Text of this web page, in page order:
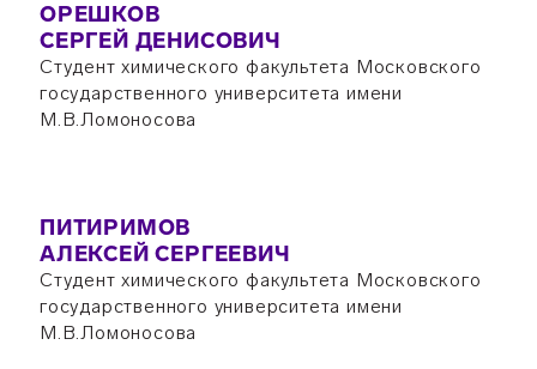
ОРЕШКОВ
СЕРГЕЙ ДЕНИСОВИЧ
Студент химического факультета Московского
государственного университета имени
М.В.Ломоносова
ПИТИРИМОВ
АЛЕКСЕЙ СЕРГЕЕВИЧ
Студент химического факультета Московского
государственного университета имени
М.В.Ломоносова